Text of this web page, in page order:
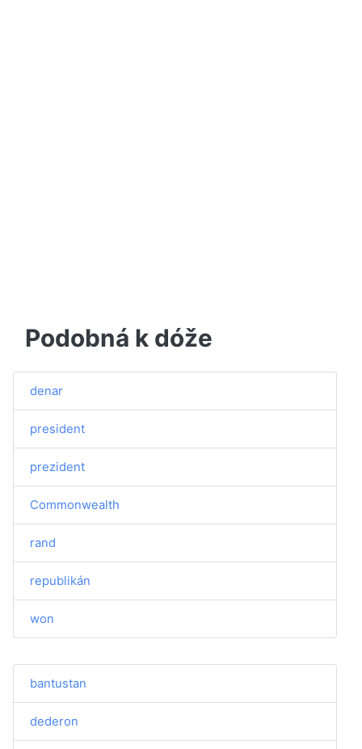
Podobná k dóže
denar
president
prezident
Commonwealth
rand
republikán
won
bantustan
dederon